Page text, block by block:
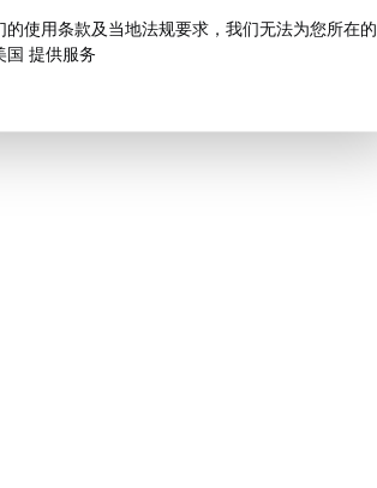
的使用条款及当地法规要求，我们无法为您所在的
国 提供服务